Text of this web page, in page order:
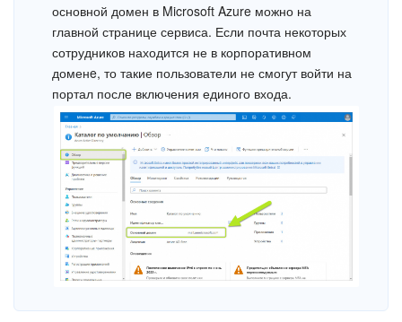
основной домен в Microsoft Azure можно на
главной странице сервиса. Если почта некоторых
сотрудников находится не в корпоративном
доменe, то такие пользователи не смогут войти на
портал после включения единого входа.